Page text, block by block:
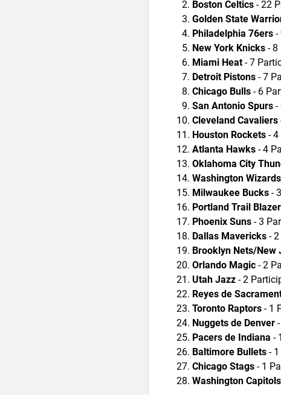
Boston Celtics - 22
Golden State
Philadelphia 76ers -
New York Knicks - 8
Miami Heat- 7
Detroit Pistons - 7
Chicago Bulls - 6
San Antonio Spurs -
Cleveland Cavaliers
Houston Rockets -
Atlanta Hawks - 4
Oklahoma City
Washington
Milwaukee Bucks -
Portland Trail
Phoenix Suns - 3
Dallas Mavericks -
Brooklyn Nets/New
Orlando Magic - 2
Utah Jazz - 2
Reyes de
Toronto Raptors - 1
Nuggets de Denver
Pacers de Indiana -
Baltimore Bullets -
Chicago Stags - 1
Washington Capitols